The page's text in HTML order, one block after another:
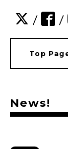
/ /
Top
News!